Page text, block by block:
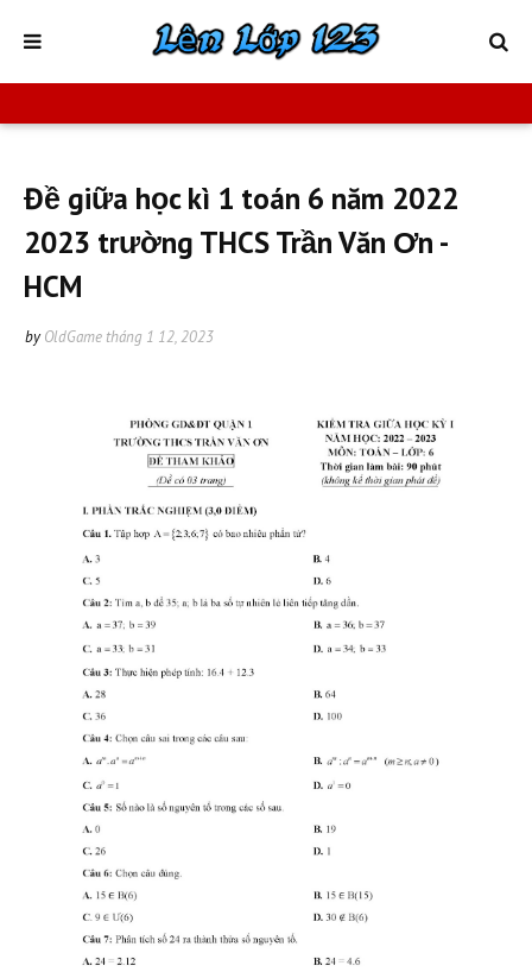
Đề giữa học kì 1 toán 6 năm 2022
2023 trường THCS Trần Văn Ơn -
HCM
by OldGame tháng 1 12, 2023